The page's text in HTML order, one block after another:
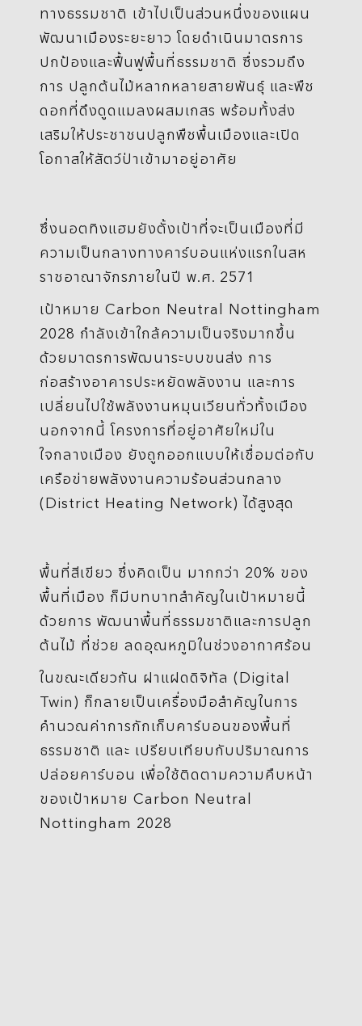
ทางธรรมชาติ เข้าไปเป็นส่วนหนึ่งของแผน
พัฒนาเมืองระยะยาว โดยดำเนินมาตรการ
ปกป้องและฟื้นฟูพื้นที่ธรรมชาติ ซึ่งรวมถึง
การ ปลูกต้นไม้หลากหลายสายพันธุ์ และพืช
ดอกที่ดึงดูดแมลงผสมเกสร พร้อมทั้งส่ง
เสริมให้ประชาชนปลูกพืชพื้นเมืองและเปิด
โอกาสให้สัตว์ป่าเข้ามาอยู่อาศัย
ซึ่งนอตทิงแฮมยังตั้งเป้าที่จะเป็นเมืองที่มี
ความเป็นกลางทางคาร์บอนแห่งแรกในสห
ราชอาณาจักรภายในปี พ.ศ. 2571
เป้าหมาย Carbon Neutral Nottingham
2028 กำลังเข้าใกล้ความเป็นจริงมากขึ้น
ด้วยมาตรการพัฒนาระบบขนส่ง การ
ก่อสร้างอาคารประหยัดพลังงาน และการ
เปลี่ยนไปใช้พลังงานหมุนเวียนทั่วทั้งเมือง
นอกจากนี้ โครงการที่อยู่อาศัยใหม่ใน
ใจกลางเมือง ยังถูกออกแบบให้เชื่อมต่อกับ
เครือข่ายพลังงานความร้อนส่วนกลาง
(District Heating Network) ได้สูงสุด
พื้นที่สีเขียว ซึ่งคิดเป็น มากกว่า 20% ของ
พื้นที่เมือง ก็มีบทบาทสำคัญในเป้าหมายนี้
ด้วยการ พัฒนาพื้นที่ธรรมชาติและการปลูก
ต้นไม้ ที่ช่วย ลดอุณหภูมิในช่วงอากาศร้อน
ในขณะเดียวกัน ฝาแฝดดิจิทัล (Digital
Twin) ก็กลายเป็นเครื่องมือสำคัญในการ
คำนวณค่าการกักเก็บคาร์บอนของพื้นที่
ธรรมชาติ และ เปรียบเทียบกับปริมาณการ
ปล่อยคาร์บอน เพื่อใช้ติดตามความคืบหน้า
ของเป้าหมาย Carbon Neutral
Nottingham 2028